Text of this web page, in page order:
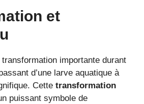
et
importante durant
d’une larve aquatique à
Cette transformation
puissant symbole de